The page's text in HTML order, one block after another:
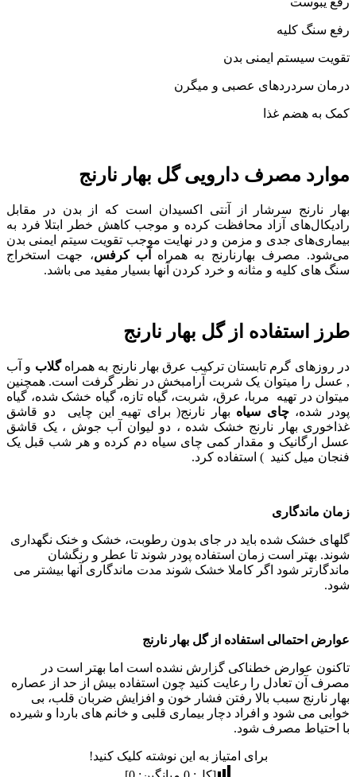
رفع سنگ کلیه
تقویت سیستم ایمنی بدن
درمان سردردهای عصبی و میگرن
کمک به هضم غذا
موارد مصرف دارویی گل بهار نارنج
بهار نارنج سرشار از آنتی اکسیدان است که از بدن در مقابل
رادیکال‌های آزاد محافظت کرده و موجب کاهش خطر ابتلا فرد به
بیماری‌های جدی و مزمن و در نهایت موجب تقویت سیتم ایمنی بدن
می‌شود. مصرف بهارنارنج به همراه
آب کرفس، جهت استخراج
سنگ های کلیه و مثانه و خرد کردن آنها بسیار مفید می باشد.
طرز استفاده از گل بهار نارنج
در روزهای گرم تابستان ترکیب عرق بهار نارنج به همراهگلاب و آب
, عسل را میتوان یک شربت آرامبخش در نظر گرفت است. همچنین
میتوان در تهیه مربا، عرق، شربت، گیاه تازه، گیاه خشک شده، گیاه
پودر شده،چای سیاه بهار نارنج( برای تهیه این چایی دو قاشق
غذاخوری بهار نارنج خشک شده ، دو لیوان آب جوش ، یک قاشق
عسل ارگانیک و مقدار کمی چای سیاه دم کرده و هر شب قبل یک
فنجان میل کنید ) استفاده کرد.
زمان ماندگاری
گلهای خشک شده باید در جای بدون رطوبت، خشک و خنک نگهداری
شوند. بهتر است زمان استفاده پودر شوند تا عطر و رنگشان
ماندگارتر شود اگر کاملا خشک شوند مدت ماندگاری آنها بیشتر می
شود.
عوارض احتمالی استفاده از گل بهار نارنج
تاکنون عوارض خطناکی گزارش نشده است اما بهتر است در
مصرف آن تعادل را رعایت کنید چون استفاده بیش از حد از عصاره
بهار نارنج سبب بالا رفتن فشار خون و افزایش ضربان قلب، بی
خوابی می شود و افراد دچار بیماری قلبی و خانم های باردا و شیرده
با احتیاط مصرف شود.
برای امتیاز به این نوشته کلیک کنید!